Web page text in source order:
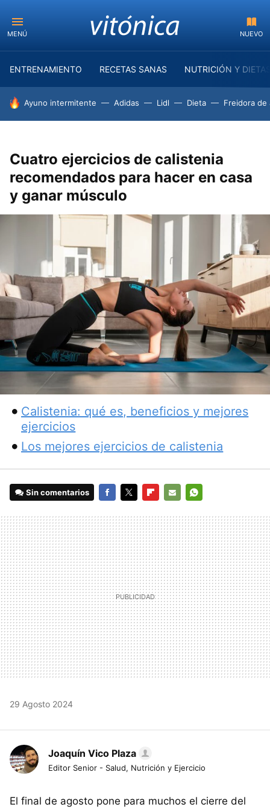
MENÚ NUEVO
ENTRENAMIENTO RECETAS SANAS NUTRICIÓN Y
HOY SE HABLA DE
Ayuno intermitente Adidas Lidl Dieta Freidora de
Cuatro ejercicios de calistenia
recomendados para hacer en casa
y ganar músculo
Calistenia: qué es, beneficios y mejores
ejercicios
Los mejores ejercicios de calistenia
Sin comentarios
MAIL
29 Agosto 2024
Joaquín Vico Plaza
Editor Senior - Salud, Nutrición y Ejercicio
El final de agosto pone para muchos el cierre del